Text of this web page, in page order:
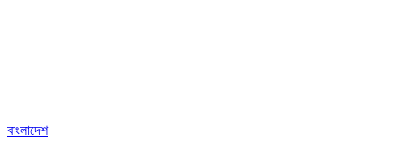
বাংলাদেশ